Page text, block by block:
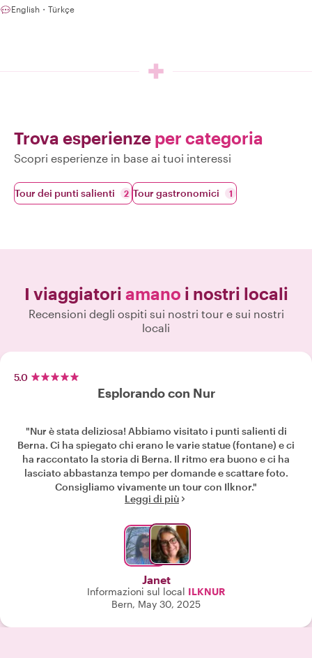
English・Türkçe
Trova esperienze per categoria
Scopri esperienze in base ai tuoi interessi
Tour dei punti salienti 2 Tour gastronomici 1
I viaggiatori amano i nostri locali
Recensioni degli ospiti sui nostri tour e sui nostri
locali
5.0
Esplorando con Nur
"Nur è stata deliziosa! Abbiamo visitato i punti salienti di
Berna. Ci ha spiegato chi erano le varie statue (fontane) e ci
ha raccontato la storia di Berna. Il ritmo era buono e ci ha
lasciato abbastanza tempo per domande e scattare foto.
Consigliamo vivamente un tour con Ilknor."
Leggi di più
Janet
Informazioni sul local ILKNUR
Bern, May 30, 2025